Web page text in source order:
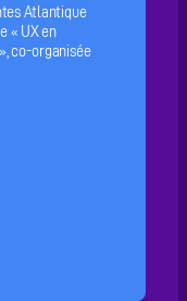
Atlantique
« UX en
co-organisée